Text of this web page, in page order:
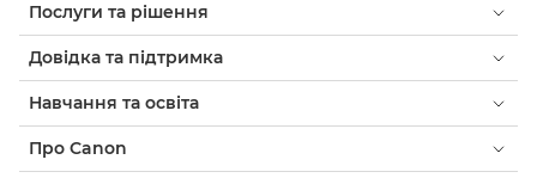
Послуги та рішення
Довідка та підтримка
Навчання та освіта
Про Canon